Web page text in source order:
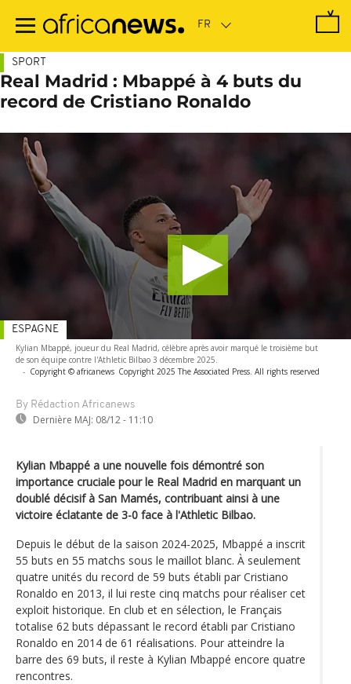
contenu
SPORT
Real Madrid : Mbappé à 4 buts du
record de Cristiano Ronaldo
Kylian Mbappé, joueur du Real Madrid, célèbre après avoir marqué le troisième but
de son équipe contre l'Athletic Bilbao 3 décembre 2025.
- Copyright © africanews Copyright 2025 The Associated Press. All rights reserved
By Rédaction Africanews
Dernière MAJ: 08/12 - 11:10
ESPAGNE
Kylian Mbappé a une nouvelle fois démontré son
importance cruciale pour le Real Madrid en marquant un
doublé décisif à San Mamés, contribuant ainsi à une
victoire éclatante de 3-0 face à l'Athletic Bilbao.
Depuis le début de la saison 2024-2025, Mbappé a inscrit
55 buts en 55 matchs sous le maillot blanc. À seulement
quatre unités du record de 59 buts établi par Cristiano
Ronaldo en 2013, il lui reste cinq matchs pour réaliser cet
exploit historique. En club et en sélection, le Français
totalise 62 buts dépassant le record établi par Cristiano
Ronaldo en 2014 de 61 réalisations. Pour atteindre la
barre des 69 buts, il reste à Kylian Mbappé encore quatre
rencontres.